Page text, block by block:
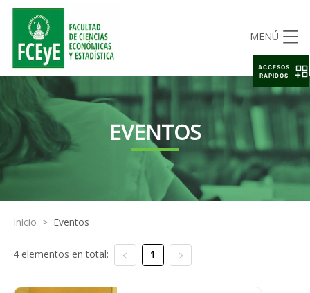
MENÚ
EVENTOS
Inicio > Eventos
4 elementos en total: 1
ACCESOS
RAPIDOS